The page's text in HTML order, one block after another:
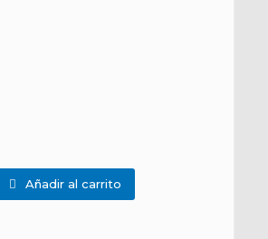
Añadir al carrito